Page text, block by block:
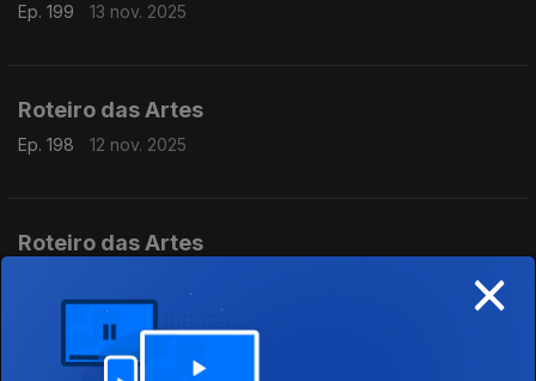
Ep. 199 13 nov. 2025
Roteiro das Artes
Ep. 198 12 nov. 2025
Roteiro das Artes
Roteiro das Artes
×